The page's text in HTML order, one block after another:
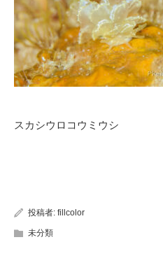
スカシウロコウミウシ
投稿者: fillcolor
未分類